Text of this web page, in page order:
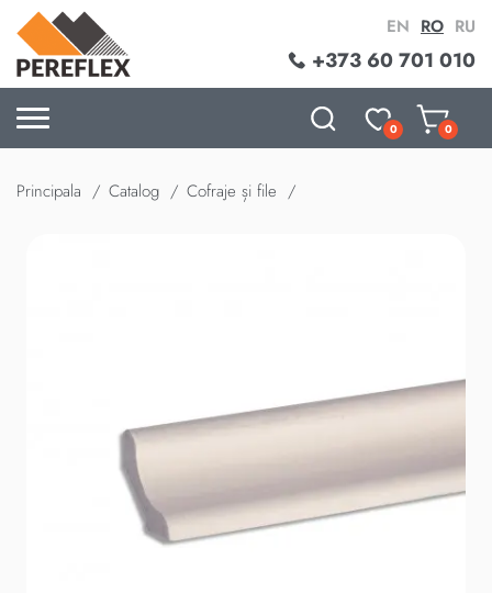
+373 60 701 010
EN RO RU
0 0
Principala Catalog Cofraje și file